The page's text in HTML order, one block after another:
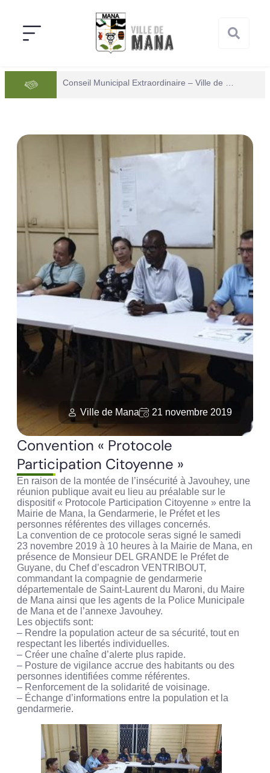
Ville de Mana 21 novembre 2019
Convention « Protocole
Participation Citoyenne »
En raison de la montée de l’insécurité à Javouhey, une
réunion publique avait eu lieu au préalable sur le
dispositif « Protocole Participation Citoyenne » entre la
Mairie de Mana, la Gendarmerie, le Préfet et les
personnes référentes des villages concernés.
La convention de ce protocole seras signé le samedi
23 novembre 2019 à 10 heures à la Mairie de Mana, en
présence de Monsieur DEL GRANDE le Préfet de
Guyane, du Chef d’escadron VENTRIBOUT,
commandant la compagnie de gendarmerie
départementale de Saint-Laurent du Maroni, du Maire
de Mana ainsi que les agents de la Police Municipale
de Mana et de l’annexe Javouhey.
Les objectifs sont:
– Rendre la population acteur de sa sécurité, tout en
respectant les libertés individuelles.
– Créer une chaîne d’alerte plus rapide.
– Posture de vigilance accrue des habitants ou des
personnes identifiées comme référentes.
– Renforcement de la solidarité de voisinage.
– Échange d’informations entre la population et la
gendarmerie.